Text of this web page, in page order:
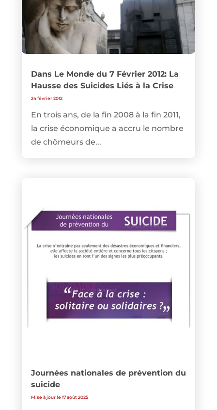
Dans Le Monde du 7 Février 2012: La
Hausse des Suicides Liés à la Crise
24 février 2012
En trois ans, de la fin 2008 à la fin 2011,
la crise économique a accru le nombre
de chômeurs de...
Journées nationales de prévention du
suicide
Mise à jour le 17 août 2025